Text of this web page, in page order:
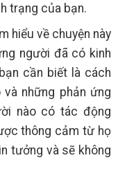
trạng của bạn.
hiểu về chuyện này
người đã có kinh
cần biết là cách
những phản ứng
nào có tác động
thông cảm từ họ
tưởng và sẽ không